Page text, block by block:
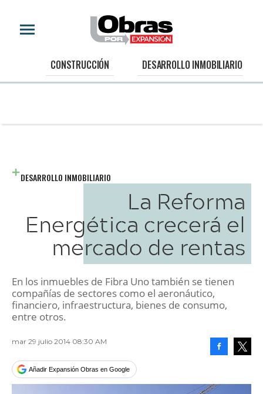
CONSTRUCCIÓN DESARROLLO INMOBILIARIO
DESARROLLO INMOBILIARIO
La Reforma
Energética crecerá el
mercado de rentas
En los inmuebles de Fibra Uno también se tienen
compañías de sectores como el aeronáutico,
financiero, infraestructura, bienes de consumo,
entre otros.
mar 29 julio 2014 08:30 AM
Añadir Expansión Obras en Google